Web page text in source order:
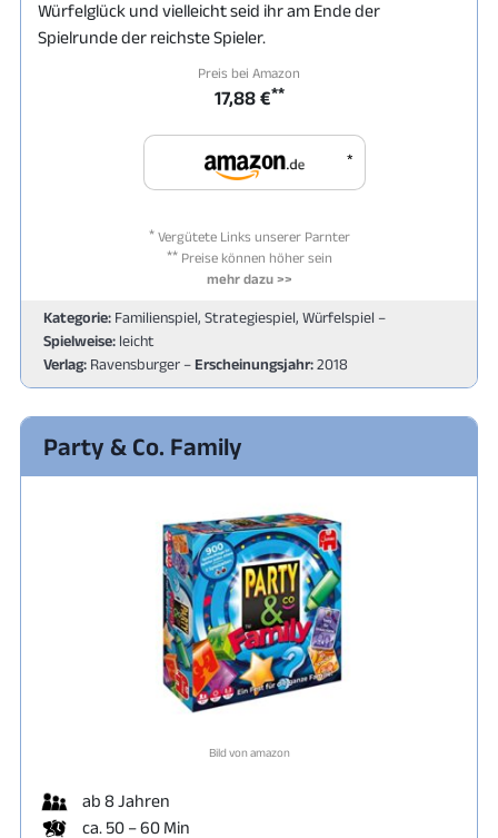
Würfelglück und vielleicht seid ihr am Ende der
Spielrunde der reichste Spieler.
Preis bei Amazon
17,88 €**
*
*Vergütete Links unserer Parnter
**Preise können höher sein
mehr dazu >>
Kategorie: Familienspiel, Strategiespiel, Würfelspiel –
Spielweise: leicht
Verlag: Ravensburger – Erscheinungsjahr:2018
Party & Co. Family
Bild von amazon
ab 8 Jahren
ca. 50 – 60 Min